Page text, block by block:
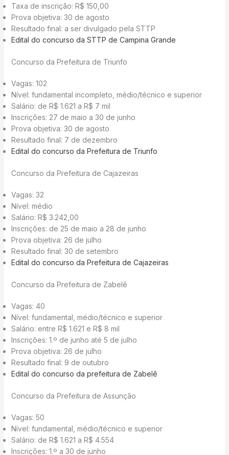
Taxa de inscrição: R$ 150,00
Prova objetiva: 30 de agosto
Resultado final: a ser divulgado pela STTP
Edital do concurso da STTP de Campina Grande
Concurso da Prefeitura de Triunfo
Vagas: 102
Nível: fundamental incompleto, médio/técnico e superior
Salário: de R$ 1.621 a R$ 7 mil
Inscrições: 27 de maio a 30 de junho
Prova objetiva: 30 de agosto
Resultado final: 7 de dezembro
Edital do concurso da Prefeitura de Triunfo
Concurso da Prefeitura de Cajazeiras
Vagas: 32
Nível: médio
Salário: R$ 3.242,00
Inscrições: de 25 de maio a 28 de junho
Prova objetiva: 26 de julho
Resultado final: 30 de setembro
Edital do concurso da Prefeitura de Cajazeiras
Concurso da Prefeitura de Zabelê
Vagas: 40
Nível: fundamental, médio/técnico e superior
Salário: entre R$ 1.621 e R$ 8 mil
Inscrições: 1.º de junho até 5 de julho
Prova objetiva: 26 de julho
Resultado final: 9 de outubro
Edital do concurso da prefeitura de Zabelê
Concurso da Prefeitura de Assunção
Vagas: 50
Nível: fundamental, médio/técnico e superior
Salário: de R$ 1.621 a R$ 4.554
Inscrições: 1.º a 30 de junho